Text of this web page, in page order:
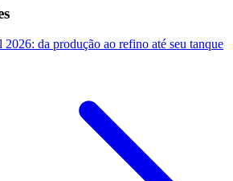
da produção ao refino até seu tanque